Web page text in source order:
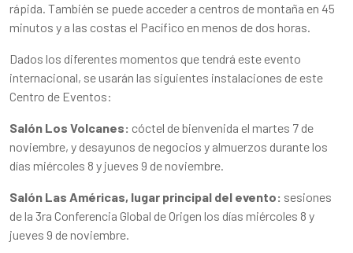
rápida. También se puede acceder a centros de montaña en 45
minutos y a las costas el Pacífico en menos de dos horas.
Dados los diferentes momentos que tendrá este evento
internacional, se usarán las siguientes instalaciones de este
Centro de Eventos:
Salón Los Volcanes: cóctel de bienvenida el martes 7 de
noviembre, y desayunos de negocios y almuerzos durante los
días miércoles 8 y jueves 9 de noviembre.
Salón Las Américas, lugar principal del evento: sesiones
de la 3ra Conferencia Global de Origen los días miércoles 8 y
jueves 9 de noviembre.